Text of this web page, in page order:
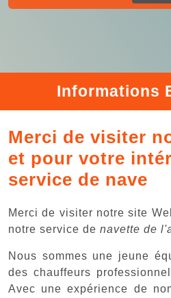
Informations
Merci de visiter
et pour votre
service de nave
Merci de visiter notre site
notre service de navette de
Nous sommes une jeune
des chauffeurs
Avec une expérience de